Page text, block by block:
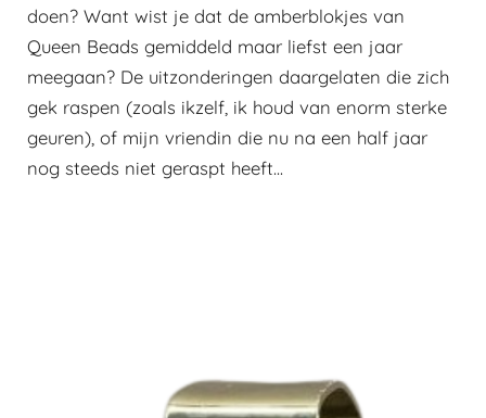
doen? Want wist je dat de amberblokjes van
Queen Beads gemiddeld maar liefst een jaar
meegaan? De uitzonderingen daargelaten die zich
gek raspen (zoals ikzelf, ik houd van enorm sterke
geuren), of mijn vriendin die nu na een half jaar
nog steeds niet geraspt heeft...